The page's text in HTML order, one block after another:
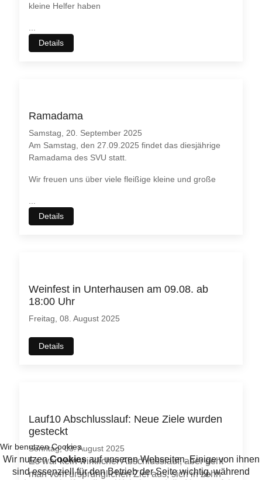
kleine Helfer haben
Details
Ramadama
Samstag, 20. September 2025
Am Samstag, den 27.09.2025 findet das diesjährige
Ramadama des SVU statt.
Wir freuen uns über viele fleißige kleine und große
Details
Weinfest in Unterhausen am 09.08. ab
18:00 Uhr
Freitag, 08. August 2025
Details
Lauf10 Abschlusslauf: Neue Ziele wurden
gesteckt
Sonntag, 03. August 2025
Es war kein wirklicher Abschlusslauf, aber geht
man vom ursprünglichen Ziel aus, sich in zehn
möchten. Bitte beachten Sie dabei auch, dass bei einer